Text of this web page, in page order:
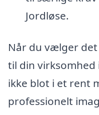
Jordløse.
Når du vælger
til din virksomhed
ikke blot i et rent
professionelt